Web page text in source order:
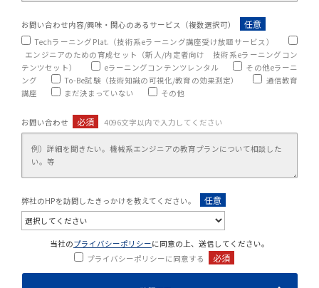
お問い合わせ内容/興味・関心のあるサービス（複数選択可） 任意
TechラーニングPlat.（技術系eラーニング講座受け放題サービス）
エンジニアのための育成セット（新人/内定者向け 技術系eラーニングコン
テンツセット）
eラーニングコンテンツレンタル
その他eラーニ
ング
To-Be試験（技術知識の可視化/教育の効果測定）
通信教育
講座
まだ決まっていない その他
お問い合わせ 必須 4096文字以内で入力してください
弊社のHPを訪問したきっかけを教えてください。 任意
当社のプライバシーポリシーに同意の上、送信してください。
プライバシーポリシーに同意する
必須